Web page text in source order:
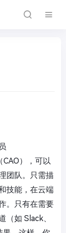
），可以
团队。只需描
技能，在云端
。只有在需要
（如 Slack、